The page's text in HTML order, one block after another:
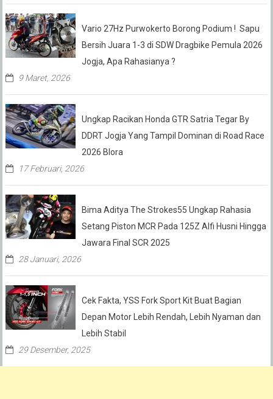
Vario 27Hz Purwokerto Borong Podium ! Sapu
Bersih Juara 1-3 di SDW Dragbike Pemula 2026
Jogja, Apa Rahasianya ?
9 Maret, 2026
Ungkap Racikan Honda GTR Satria Tegar By
DDRT Jogja Yang Tampil Dominan di Road Race
2026 Blora
17 Februari, 2026
Bima Aditya The Strokes55 Ungkap Rahasia
Setang Piston MCR Pada 125Z Alfi Husni Hingga
Jawara Final SCR 2025
28 Januari, 2026
Cek Fakta, YSS Fork Sport Kit Buat Bagian
Depan Motor Lebih Rendah, Lebih Nyaman dan
Lebih Stabil
29 Desember, 2025